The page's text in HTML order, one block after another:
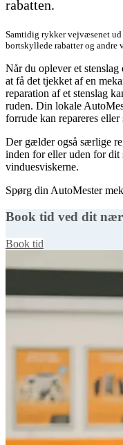
rabatten.
Samtidig rykker vejvæsenet ud
bortskyllede rabatter og andre
Når du oplever et
at få det tjekket af en
reparation af et stenslag
ruden. Din lokale
forrude kan repareres eller
Der gælder også særlige
inden for eller uden for
vinduesviskerne.
Spørg din AutoMester
Book tid ved dit
Book tid